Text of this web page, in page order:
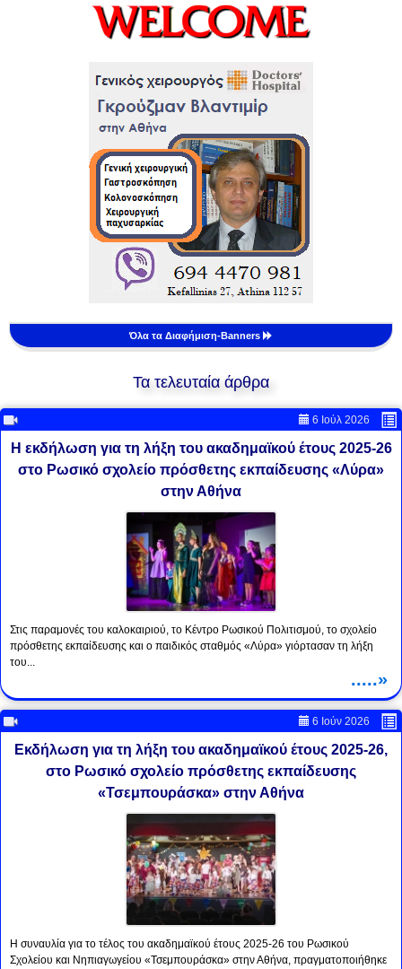
Όλα τα Διαφήμιση-Banners
Τα τελευταία άρθρα
6 Ιούλ 2026
Η εκδήλωση για τη λήξη του ακαδημαϊκού έτους 2025-26
στο Ρωσικό σχολείο πρόσθετης εκπαίδευσης «Λύρα»
στην Αθήνα
Στις παραμονές του καλοκαιριού, το Κέντρο Ρωσικού Πολιτισμού, το σχολείο
πρόσθετης εκπαίδευσης και ο παιδικός σταθμός «Λύρα» γιόρτασαν τη λήξη
του...
.....»
6 Ιούν 2026
Εκδήλωση για τη λήξη του ακαδημαϊκού έτους 2025-26,
στο Ρωσικό σχολείο πρόσθετης εκπαίδευσης
«Τσεμπουράσκα» στην Αθήνα
Η συναυλία για το τέλος του ακαδημαϊκού έτους 2025-26 του Ρωσικού
Σχολείου και Νηπιαγωγείου «Τσεμπουράσκα» στην Αθήνα, πραγματοποιήθηκε